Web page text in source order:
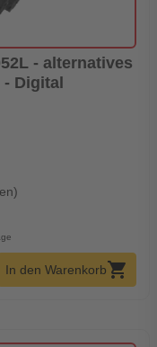
- alternatives
Digital
Menge
In den Warenkorbshopping_cart